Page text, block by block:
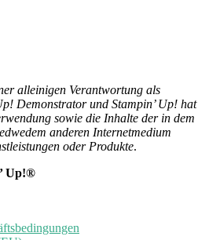
alleinigen Verantwortung als
Demonstrator und Stampin’ Up! hat
sowie die Inhalte der in dem
anderen Internetmedium
oder Produkte.
Up!®